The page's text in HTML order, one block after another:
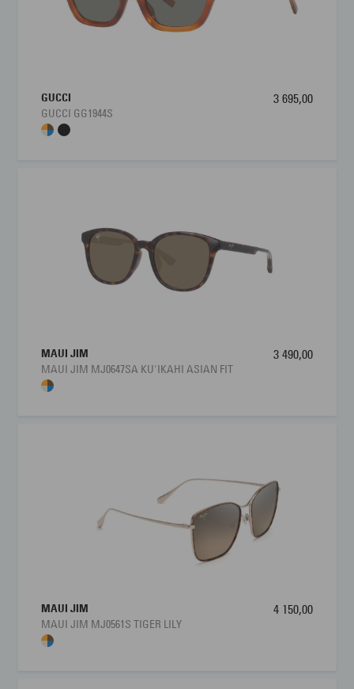
GUCCI
GUCCI GG1944S
3 695,00
MAUI JIM
MAUI JIM MJ0647SA KU'IKAHI ASIAN FIT
3 490,00
MAUI JIM
MAUI JIM MJ0561S TIGER LILY
4 150,00